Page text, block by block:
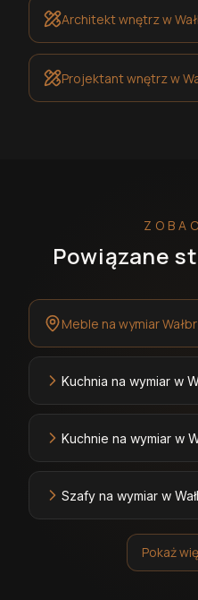
Architekt wnętrzw
Projektant wnętrzw
Powiązane
Meble na wymiar
Kuchnia na wymiar w
Kuchnie na wymiar w
Szafy na wymiar w
Pokaż